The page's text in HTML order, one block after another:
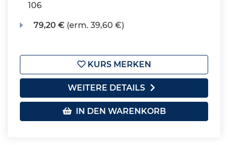
106
79,20 € (erm. 39,60 €)
KURS MERKEN
WEITERE DETAILS
IN DEN WARENKORB